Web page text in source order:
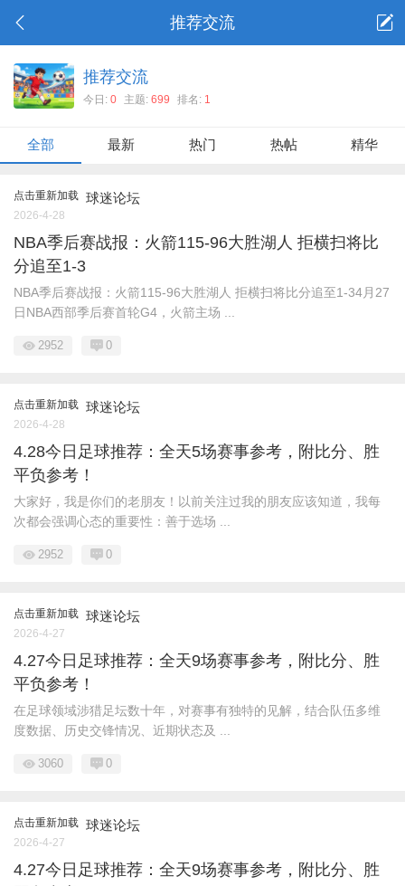
推荐交流
推荐交流
今日: 0 主题: 699 排名: 1
全部 最新 热门 热帖 精华
点击重新加载 球迷论坛
2026-4-28
NBA季后赛战报：火箭115-96大胜湖人 拒横扫将比
分追至1-3
NBA季后赛战报：火箭115-96大胜湖人 拒横扫将比分追至1-34月27
日NBA西部季后赛首轮G4，火箭主场 ...
2952 0
点击重新加载 球迷论坛
2026-4-28
4.28今日足球推荐：全天5场赛事参考，附比分、胜
平负参考！
大家好，我是你们的老朋友！以前关注过我的朋友应该知道，我每
次都会强调心态的重要性：善于选场 ...
2952 0
点击重新加载 球迷论坛
2026-4-27
4.27今日足球推荐：全天9场赛事参考，附比分、胜
平负参考！
在足球领域涉猎足坛数十年，对赛事有独特的见解，结合队伍多维
度数据、历史交锋情况、近期状态及 ...
3060 0
点击重新加载 球迷论坛
2026-4-27
4.27今日足球推荐：全天9场赛事参考，附比分、胜